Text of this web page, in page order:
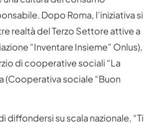
Dopo Roma, l’iniziativa si
realtà del Terzo Settore attive a
“Inventare Insieme” Onlus),
di cooperative sociali “La
(Cooperativa sociale “Buon
diffondersi su scala nazionale, “Ti